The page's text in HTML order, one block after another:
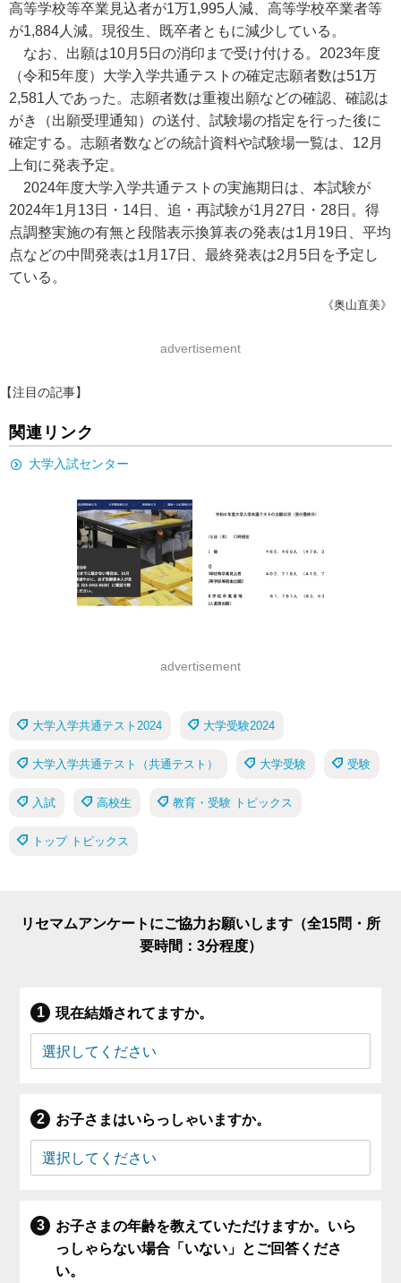
高等学校等卒業見込者が1万1,995人減、高等学校卒業者等
が1,884人減。現役生、既卒者ともに減少している。
なお、出願は10月5日の消印まで受け付ける。2023年度
（令和5年度）大学入学共通テストの確定志願者数は51万
2,581人であった。志願者数は重複出願などの確認、確認は
がき（出願受理通知）の送付、試験場の指定を行った後に
確定する。志願者数などの統計資料や試験場一覧は、12月
上旬に発表予定。
2024年度大学入学共通テストの実施期日は、本試験が
2024年1月13日・14日、追・再試験が1月27日・28日。得
点調整実施の有無と段階表示換算表の発表は1月19日、平均
点などの中間発表は1月17日、最終発表は2月5日を予定し
ている。
《奥山直美》
advertisement
【注目の記事】
関連リンク
大学入試センター
advertisement
大学入学共通テスト2024 大学受験2024
大学入学共通テスト（共通テスト） 大学受験 受験
入試 高校生 教育・受験 トピックス
トップ トピックス
リセマムアンケートにご協力お願いします（全15問・所
要時間：3分程度）
現在結婚されてますか。
お子さまはいらっしゃいますか。
お子さまの年齢を教えていただけますか。いら
っしゃらない場合「いない」とご回答くださ
い。